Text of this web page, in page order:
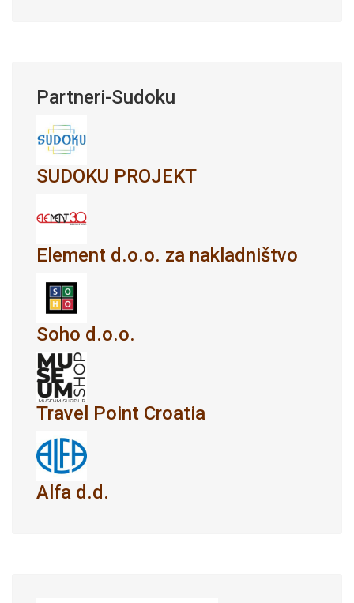
Partneri-Sudoku
SUDOKU PROJEKT
Element d.o.o. za nakladništvo
Soho d.o.o.
Travel Point Croatia
Alfa d.d.